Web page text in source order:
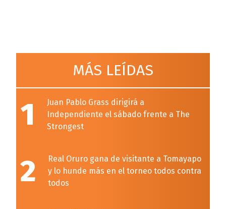
MÁS LEÍDAS
1
Juan Pablo Grass dirigirá a
Independiente el sábado frente a The
Strongest
2
Real Oruro gana de visitante a Tomayapo
y lo hunde más en el torneo todos contra
todos